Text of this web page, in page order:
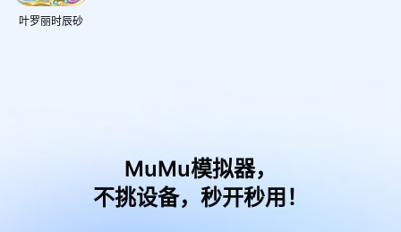
叶罗丽时辰砂
MuMu模拟器，
不挑设备，秒开秒用！